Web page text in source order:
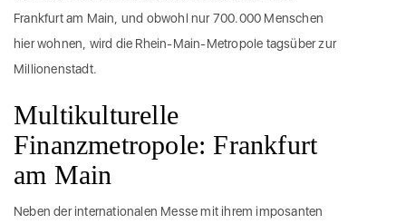
Frankfurt am Main, und obwohl nur 700.000 Menschen
hier wohnen, wird die Rhein-Main-Metropole tagsüber zur
Millionenstadt.
Multikulturelle
Finanzmetropole: Frankfurt
am Main
Neben der internationalen Messe mit ihrem imposanten